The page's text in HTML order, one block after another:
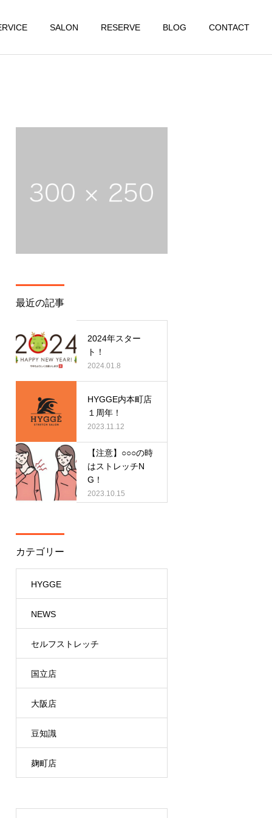
SALON RESERVE BLOG CONTACT
【食欲の秋】○○を落とさ
ず、適性体重に！
最近の記事
2024年スター
ト！
2024.01.8
HYGGE内本町店
１周年！
2023.11.12
【注意】○○○の時
はストレッチN
G！
2023.10.15
カテゴリー
HYGGE
NEWS
セルフストレッチ
国立店
大阪店
豆知識
麹町店